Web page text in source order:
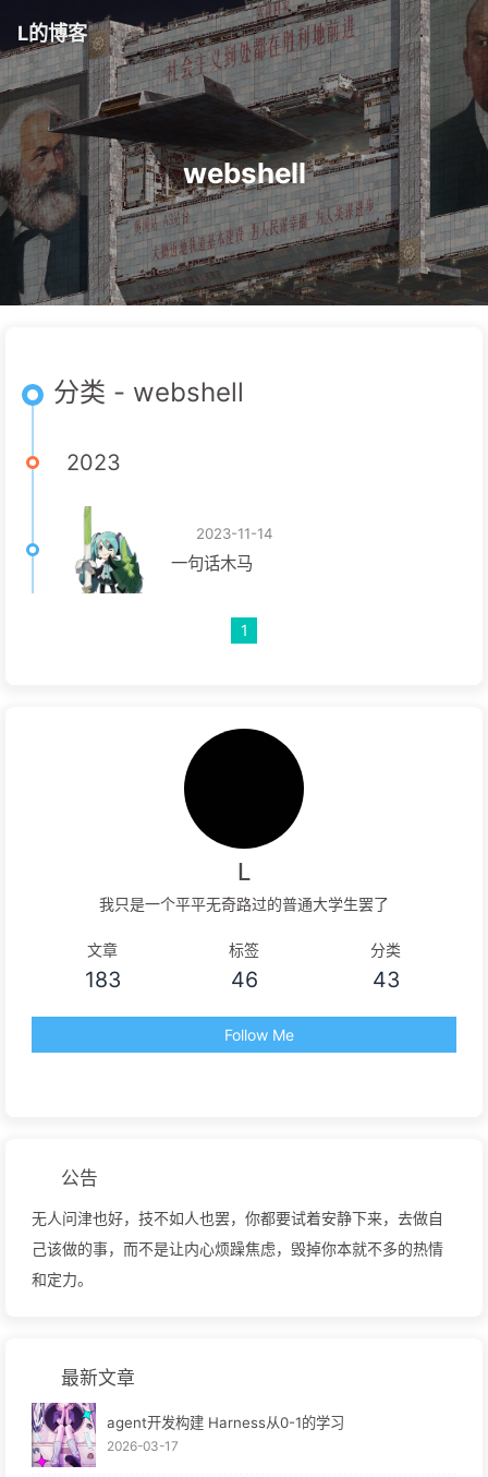
L的博客
webshell
分类 - webshell
2023
2023-11-14
一句话木马
1
L
我只是一个平平无奇路过的普通大学生罢了
文章
183
标签
46
分类
43
Follow Me
公告
无人问津也好，技不如人也罢，你都要试着安静下来，去做自
己该做的事，而不是让内心烦躁焦虑，毁掉你本就不多的热情
和定力。
最新文章
agent开发构建 Harness从0-1的学习
2026-03-17